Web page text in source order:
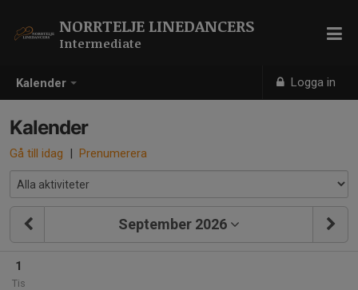
Kalender Logga in
NORRTELJE LINEDANCERS
Intermediate
Kalender
Gå till idag | Prenumerera
September 2026
1
Tis